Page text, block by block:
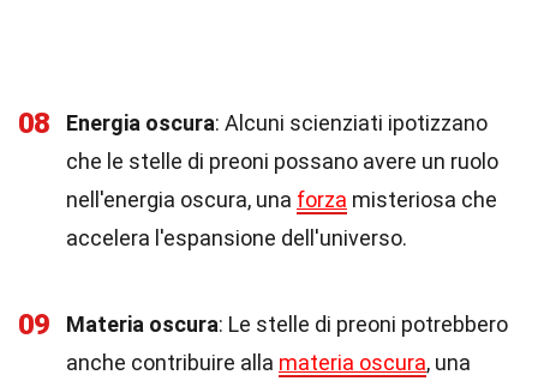
08 Energia oscura: Alcuni scienziati ipotizzano
che le stelle di preoni possano avere un ruolo
nell'energia oscura, una forza misteriosa che
accelera l'espansione dell'universo.
09 Materia oscura: Le stelle di preoni potrebbero
anche contribuire alla materia oscura, una